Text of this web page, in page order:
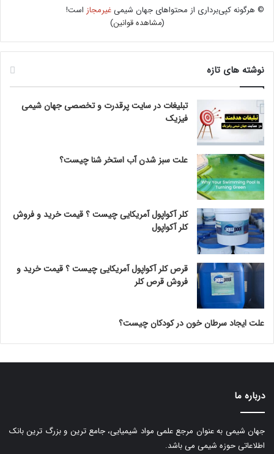
© هرگونه کپی‌برداری از محتواهای جهان شیمیغیرمجاز است!
(مشاهده قوانین)
نوشته های تازه
تبلیغات در سایت پرقدرت و تخصصی جهان شیمی
فیزیک
علت سبز شدن آب استخر شنا چیست؟
کلر آکواپول آمریکایی چیست ؟ قیمت خرید و فروش
کلر آکواپول
قرص کلر آکواپول آمریکایی چیست ؟ قیمت خرید و
فروش قرص کلر
علت ایجاد سرطان خون در کودکان چیست؟
درباره ما
جهان شیمی به عنوان مرجع علمی مواد شیمیایی، جامع ترین و بزرگ ترین بانک
اطلاعاتی حوزه شیمی می باشد.